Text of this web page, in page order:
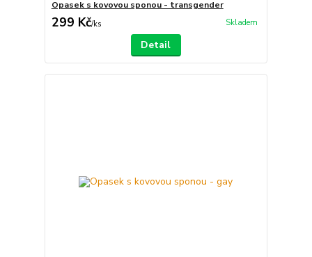
Opasek s kovovou sponou - transgender
299 Kč/ks Skladem
Detail